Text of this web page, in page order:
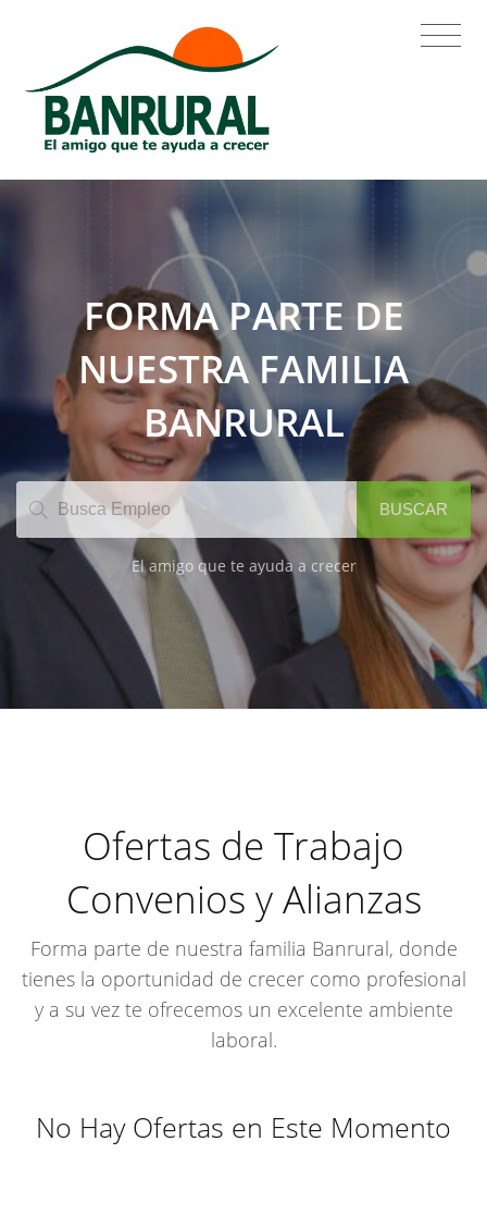
FORMA PARTE DE
NUESTRA FAMILIA
BANRURAL
BUSCAR
El amigo que te ayuda a crecer
Ofertas de Trabajo
Convenios y Alianzas
Forma parte de nuestra familia Banrural, donde
tienes la oportunidad de crecer como profesional
y a su vez te ofrecemos un excelente ambiente
laboral.
No Hay Ofertas en Este Momento